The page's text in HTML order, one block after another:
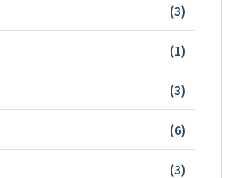
(3)
(1)
(3)
(6)
(3)